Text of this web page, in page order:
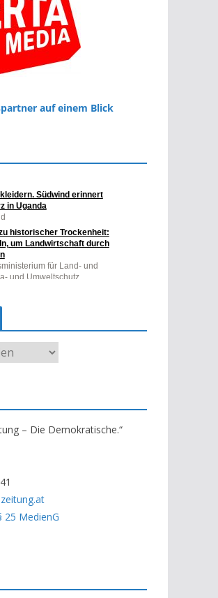
auf einem Blick
– Die Demokratische.“
25 MedienG